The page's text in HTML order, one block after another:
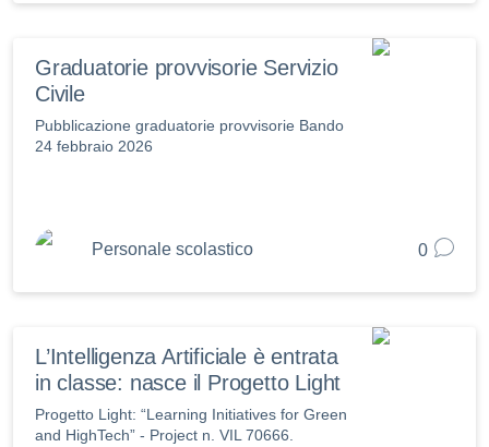
Graduatorie provvisorie Servizio
Civile
Pubblicazione graduatorie provvisorie Bando
24 febbraio 2026
Personale scolastico 0
L’Intelligenza Artificiale è entrata
in classe: nasce il Progetto Light
Progetto Light: “Learning Initiatives for Green
and HighTech” - Project n. VIL 70666.